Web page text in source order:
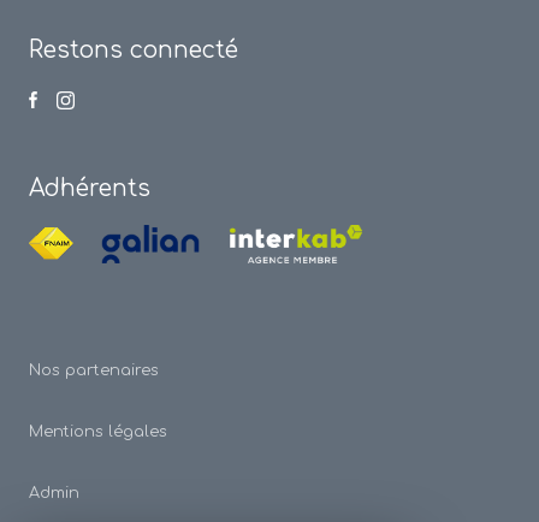
Restons connecté
Adhérents
Nos partenaires
Mentions légales
Admin